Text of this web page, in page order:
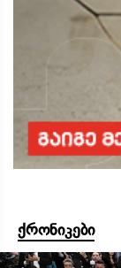
ქრონიკები